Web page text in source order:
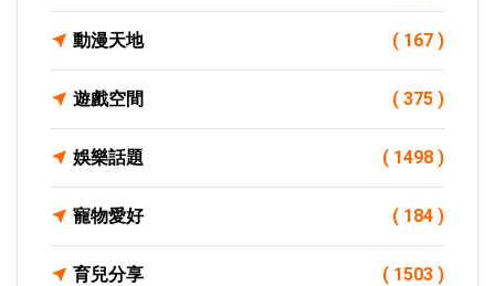
動漫天地 ( 167 )
遊戲空間 ( 375 )
娛樂話題 ( 1498 )
寵物愛好 ( 184 )
育兒分享 ( 1503 )